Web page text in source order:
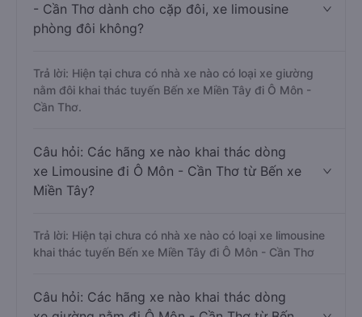
- Cần Thơ dành cho cặp đôi, xe limousine
phòng đôi không?
Trả lời: Hiện tại chưa có nhà xe nào có loại xe giường
nằm đôi khai thác tuyến Bến xe Miền Tây đi Ô Môn -
Cần Thơ.
Câu hỏi: Các hãng xe nào khai thác dòng
xe Limousine đi Ô Môn - Cần Thơ từ Bến xe
Miền Tây?
Trả lời: Hiện tại chưa có nhà xe nào có loại xe limousine
khai thác tuyến Bến xe Miền Tây đi Ô Môn - Cần Thơ
Câu hỏi: Các hãng xe nào khai thác dòng